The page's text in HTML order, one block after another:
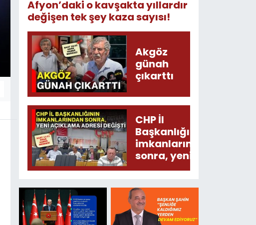
Afyon’daki o kavşakta yıllardır
değişen tek şey kaza sayısı!
Akgöz
günah
çıkarttı
CHP İl
Başkanlığının
imkanlarından
sonra, yeni
açıklama